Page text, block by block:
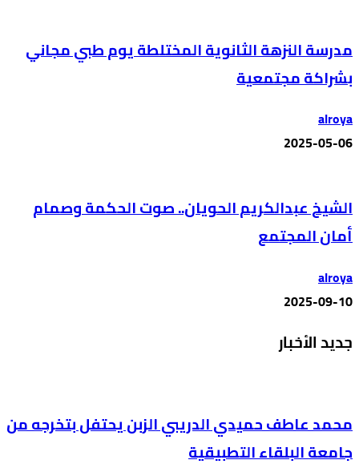
مدرسة النزهة الثانوية المختلطة يوم طبي مجاني
بشراكة مجتمعية
alroya
2025-05-06
الشيخ عبدالكريم الحويان.. صوت الحكمة وصمام
أمان المجتمع
alroya
2025-09-10
جديد الأخبار
محمد عاطف حميدي الدريبي الزبن يحتفل بتخرجه من
جامعة البلقاء التطبيقية